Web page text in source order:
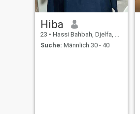
Hiba
23 • Hassi Bahbah, Djelfa, Algerien
Suche: Männlich 30 - 40